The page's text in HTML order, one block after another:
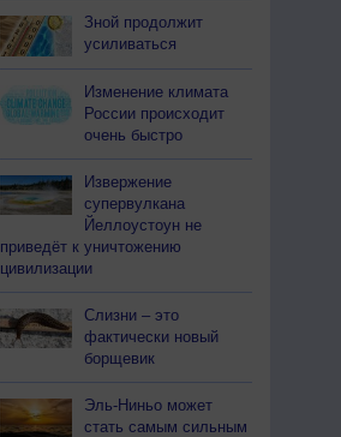
Зной продолжит
усиливаться
Изменение климата
России происходит
очень быстро
Извержение
супервулкана
Йеллоустоун не
приведёт к уничтожению
цивилизации
Слизни – это
фактически новый
борщевик
Эль-Ниньо может
стать самым сильным